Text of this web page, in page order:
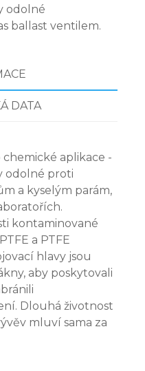
odolné
ballast ventilem.
DATA
aplikace -
odolné proti
a kyselým parám,
kontaminované
a PTFE
hlavy jsou
aby poskytovali
Dlouhá životnost
mluví sama za